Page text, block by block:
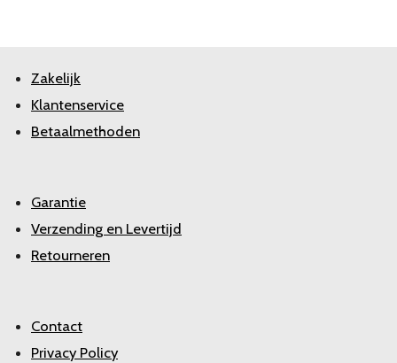
Zakelijk
Klantenservice
Betaalmethoden
Garantie
Verzending en Levertijd
Retourneren
Contact
Privacy Policy